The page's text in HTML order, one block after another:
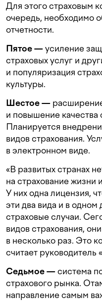
Для этого страховым
очередь, необходимо
отчетности.
Пятое —усиление
страховых услуг и
и популяризация
культуры.
Шестое —
и повышение качества
Планируется
видов страхования.
в электронном виде.
«В развитых странах
на страхование жизни
У них одна лицензия,
эти два вида и в одном
страховые случаи.
видов страхования,
в несколько раз. Это
считает руководитель
Седьмое —система
страхового рынка.
направление самым